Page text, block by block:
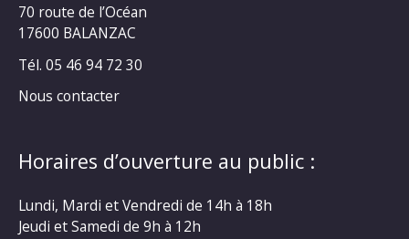
70 route de l’Océan
17600 BALANZAC
Tél. 05 46 94 72 30
Nous contacter
Horaires d’ouverture au public :
Lundi, Mardi et Vendredi de 14h à 18h
Jeudi et Samedi de 9h à 12h